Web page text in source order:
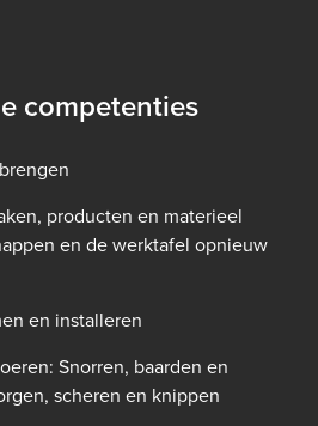
competenties
producten en materieel
en de werktafel opnieuw
en installeren
Snorren, baarden en
scheren en knippen